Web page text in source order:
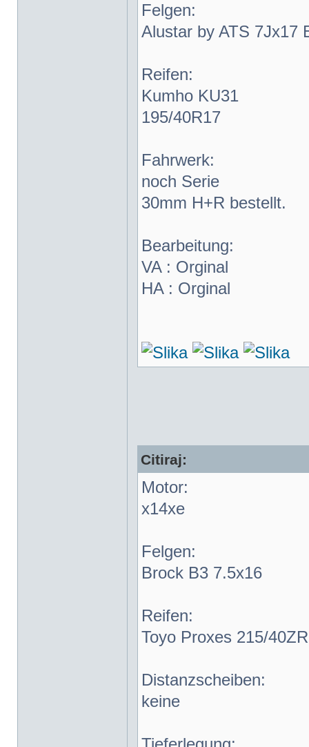
Felgen:
Alustar by ATS 7Jx17
Reifen:
Kumho KU31
195/40R17
Fahrwerk:
noch Serie
30mm H+R bestellt.
Bearbeitung:
VA : Orginal
HA : Orginal
Citiraj:
Motor:
x14xe
Felgen:
Brock B3 7.5x16
Reifen:
Toyo Proxes 215/
Distanzscheiben:
keine